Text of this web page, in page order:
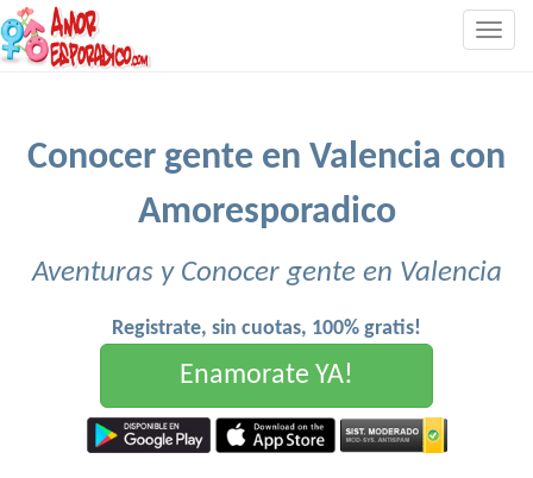
Conocer gente en Valencia con
Amoresporadico
Aventuras y Conocer gente en Valencia
Registrate, sin cuotas, 100% gratis!
Enamorate YA!